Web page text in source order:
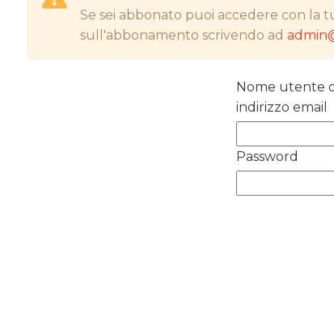
Se sei abbonato puoi accedere con la
sull'abbonamento scrivendo ad
Nome utente
indirizzo email
Password